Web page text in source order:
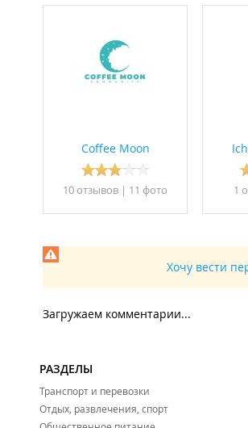
Coffee Moon
10 отзывов | 11 фото 1
Хочу вести
Загружаем комментарии...
РАЗДЕЛЫ
Транспорт и перевозки
Отдых, развлечения, спорт